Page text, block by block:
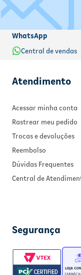
WhatsApp
Central de vendas
Atendimento
Acessar minha conta
Rastrear meu pedido
Trocas e devoluções
Reembolso
Dúvidas Frequentes
Central de
Segurança